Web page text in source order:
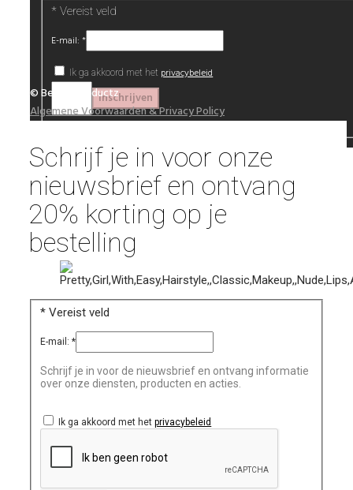
* Vereist veld
E-mail:*
Ik ga akkoord met het privacybeleid
© Beautyproductz
Algemene Voorwaarden & Privacy Policy
Schrijf je in voor onze
nieuwsbrief en ontvang
20% korting op je
bestelling
* Vereist veld
E-mail:*
Schrijf je in voor de nieuwsbrief en ontvang informatie
over onze diensten, producten en acties.
Ik ga akkoord met hetprivacybeleid